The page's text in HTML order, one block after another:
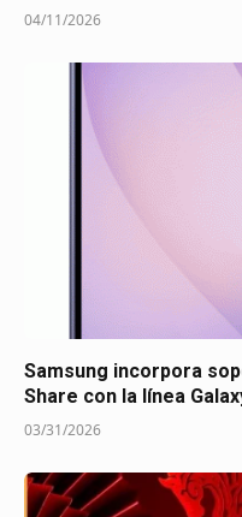
04/11/2026
Samsung incorpora
Share con la línea
03/31/2026